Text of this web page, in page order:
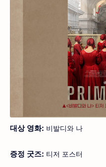
대상 영화: 비발디와 나
증정 굿즈: 티저 포스터